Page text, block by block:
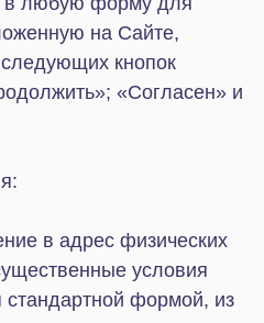
с
в
и
(дизайн) и
для